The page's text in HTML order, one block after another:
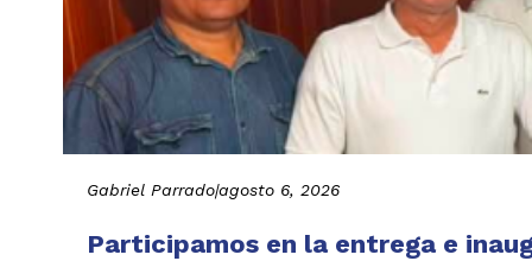
Gabriel Parrado|agosto 6, 2026
Participamos en la entrega e